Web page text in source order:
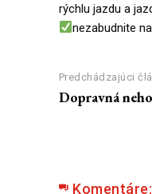
rýchlu jazdu a
nezabudnite
Predchádzajúci
Dopravná
Komentáre: